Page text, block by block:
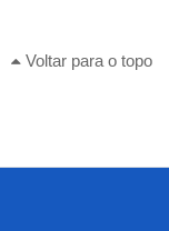
Voltar para o topo